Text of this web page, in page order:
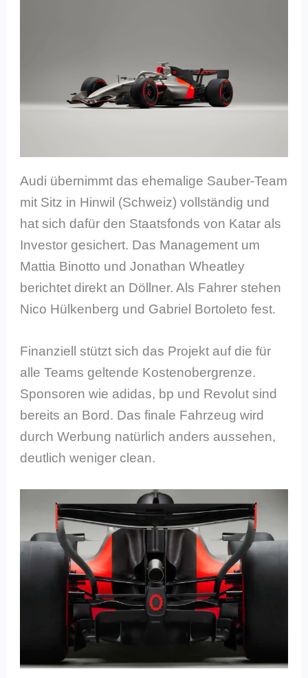
Audi übernimmt das ehemalige Sauber-Team
mit Sitz in Hinwil (Schweiz) vollständig und
hat sich dafür den Staatsfonds von Katar als
Investor gesichert. Das Management um
Mattia Binotto und Jonathan Wheatley
berichtet direkt an Döllner. Als Fahrer stehen
Nico Hülkenberg und Gabriel Bortoleto fest.
Finanziell stützt sich das Projekt auf die für
alle Teams geltende Kostenobergrenze.
Sponsoren wie adidas, bp und Revolut sind
bereits an Bord. Das finale Fahrzeug wird
durch Werbung natürlich anders aussehen,
deutlich weniger clean.